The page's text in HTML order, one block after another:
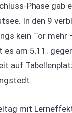
Phase gab
In den 9
kein Tor mehr
es am 5.11.
auf
mit